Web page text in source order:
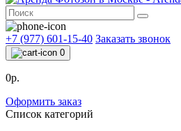
+7 (977) 601-15-40 Заказать звонок
0
0р.
Оформить заказ
Список категорий